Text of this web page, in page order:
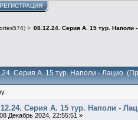
) > 08.12.24. Серия А. 15 тур. Наполи
Серия А. 15 тур. Наполи - Лацио
Серия А. 15 тур. Наполи -
08 Декабрь 2024, 22:55:51 »